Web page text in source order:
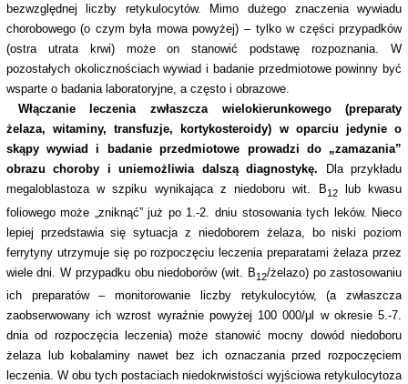
bezwzględnej liczby retykulocytów. Mimo dużego znaczenia wywiadu
chorobowego (o czym była mowa powyżej) – tylko w części przypadków
(ostra utrata krwi) może on stanowić podstawę rozpoznania. W
pozostałych okolicznościach wywiad i badanie przedmiotowe powinny być
wsparte o badania laboratoryjne, a często i obrazowe.
Włączanie leczenia zwłaszcza wielokierunkowego (preparaty
żelaza, witaminy, transfuzje, kortykosteroidy) w oparciu jedynie o
skąpy wywiad i badanie przedmiotowe prowadzi do „zamazania”
obrazu choroby i uniemożliwia dalszą diagnostykę.
Dla przykładu
megaloblastoza w szpiku wynikająca z niedoboru wit. B12lub kwasu
foliowego może „zniknąć” już po 1.-2. dniu stosowania tych leków. Nieco
lepiej przedstawia się sytuacja z niedoborem żelaza, bo niski poziom
ferrytyny utrzymuje się po rozpoczęciu leczenia preparatami żelaza przez
wiele dni. W przypadku obu niedoborów (wit. B12/żelazo) po zastosowaniu
ich preparatów – monitorowanie liczby retykulocytów, (a zwłaszcza
zaobserwowany ich wzrost wyraźnie powyżej 100 000/μl w okresie 5.-7.
dnia od rozpoczęcia leczenia) może stanowić mocny dowód niedoboru
żelaza lub kobalaminy nawet bez ich oznaczania przed rozpoczęciem
leczenia. W obu tych postaciach niedokrwistości wyjściowa retykulocytoza